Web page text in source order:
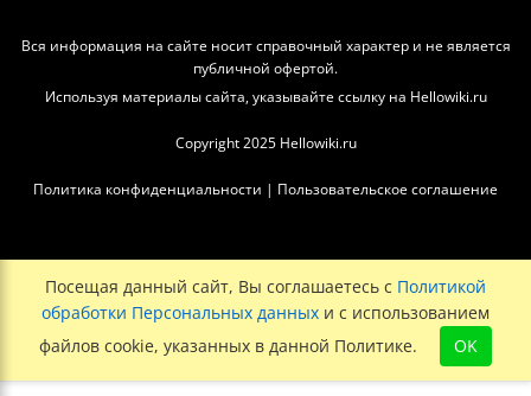
Вся информация на сайте носит справочный характер и не является
публичной офертой.
Используя материалы сайта, указывайте ссылку на Hellowiki.ru
Copyright 2025 Hellowiki.ru
Политика конфиденциальности | Пользовательское соглашение
Посещая данный сайт, Вы соглашаетесь с Политикой
обработки Персональных данных и с использованием
файлов cookie, указанных в данной Политике.
OK